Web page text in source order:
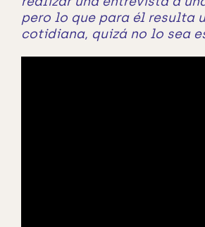
pero lo que para él resulta
cotidiana, quizá no lo sea